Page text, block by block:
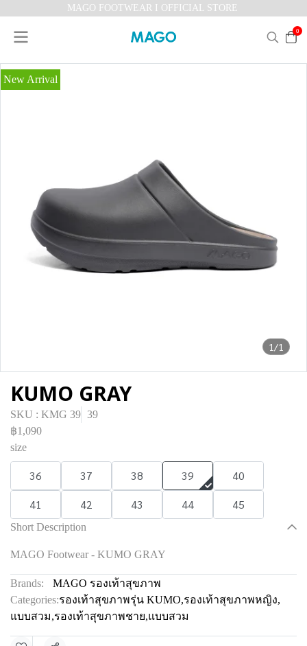
MAGO FOOTWEAR I OFFICIAL STORE
0
1/1
New Arrival
KUMO GRAY
SKU : KMG 39 39
฿1,090
size
36 37 38 39
40
41
42 43 44 45
Short Description
MAGO Footwear - KUMO GRAY
Brands:
MAGO รองเท้าสุขภาพ
Categories:รองเท้าสุขภาพรุ่น KUMO,รองเท้าสุขภาพหญิง,
แบบสวม,รองเท้าสุขภาพชาย,แบบสวม